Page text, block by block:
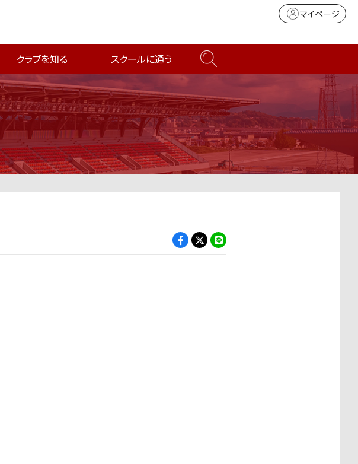
マイページ
クラブを知る スクールに通う